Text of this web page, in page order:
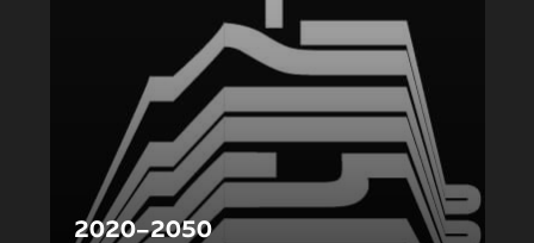
2020–2050